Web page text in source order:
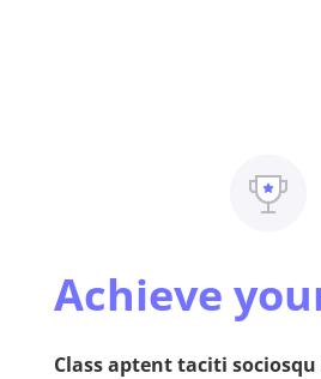
Achieve
Class aptent taciti